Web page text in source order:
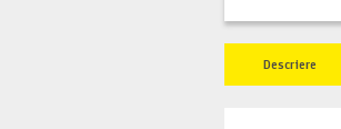
Descriere